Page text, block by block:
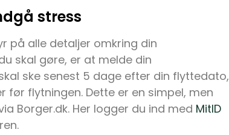
stress
på alle detaljer omkring din
skal gøre, er at melde din
ske senest 5 dage efter din flyttedato,
flytningen. Dette er en simpel, men
Borger.dk. Her logger du ind med MitID